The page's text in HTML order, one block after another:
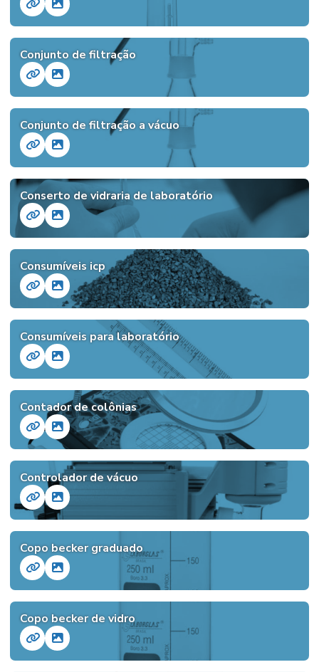
Conjunto de filtração
Conjunto de filtração a vácuo
Conserto de vidraria de laboratório
Consumíveis icp
Consumíveis para laboratório
Contador de colônias
Controlador de vácuo
Copo becker graduado
Copo becker de vidro